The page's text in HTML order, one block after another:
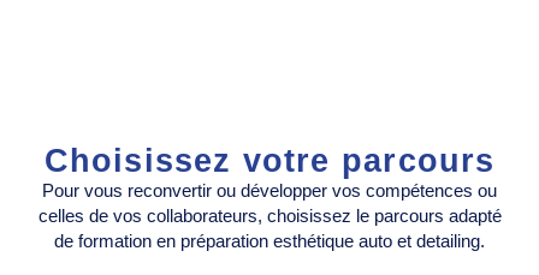
Choisissez votre parcours
Pour vous reconvertir ou développer vos compétences ou
celles de vos collaborateurs, choisissez le parcours adapté
de formation en préparation esthétique auto et detailing.